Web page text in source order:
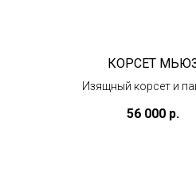
КОРСЕТ
Изящный корсет и
56 000 р.